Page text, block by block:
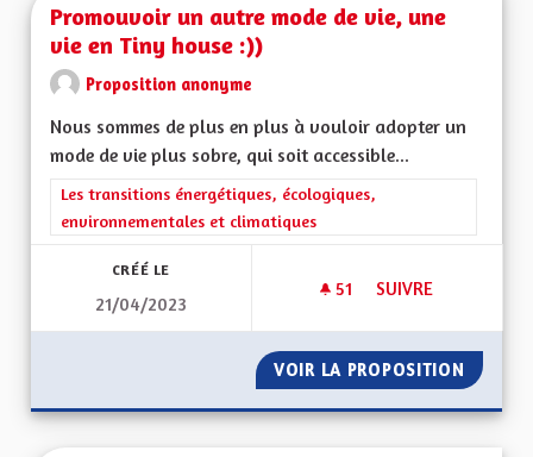
Promouvoir un autre mode de vie, une
vie en Tiny house :))
Proposition anonyme
Nous sommes de plus en plus à vouloir adopter un
mode de vie plus sobre, qui soit accessible...
Filtrer les résultats de la catégorie : Les transitions
Les transitions énergétiques, écologiques,
environnementales et climatiques
CRÉÉ LE
21/04/2023
51 51 ABONNÉS
SUIVRE
VOIR LA PROPOSITION